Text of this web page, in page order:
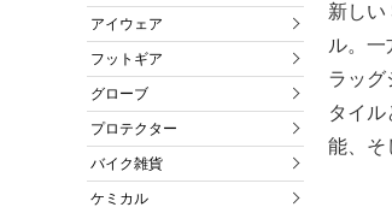
アイウェア
フットギア
グローブ
プロテクター
バイク雑貨
ケミカル
新しい
ル。
ラッグ
タイ
能、そ